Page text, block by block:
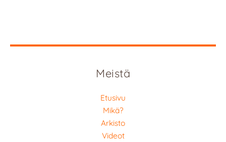
Meistä
Etusivu
Mikä?
Arkisto
Videot